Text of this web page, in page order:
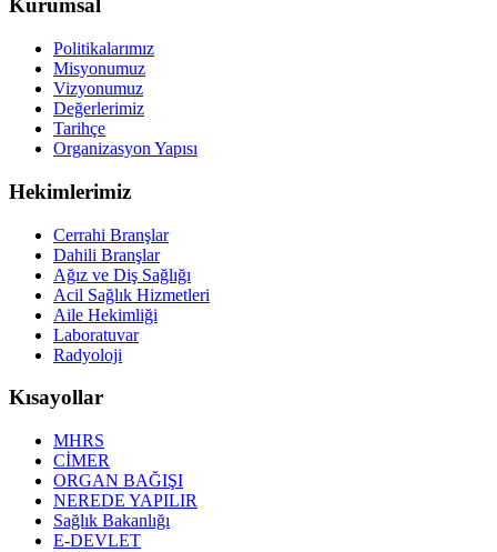
Kurumsal
Politikalarımız
Misyonumuz
Vizyonumuz
Değerlerimiz
Tarihçe
Organizasyon Yapısı
Hekimlerimiz
Cerrahi Branşlar
Dahili Branşlar
Ağız ve Diş Sağlığı
Acil Sağlık Hizmetleri
Aile Hekimliği
Laboratuvar
Radyoloji
Kısayollar
MHRS
CİMER
ORGAN BAĞIŞI
NEREDE YAPILIR
Sağlık Bakanlığı
E-DEVLET